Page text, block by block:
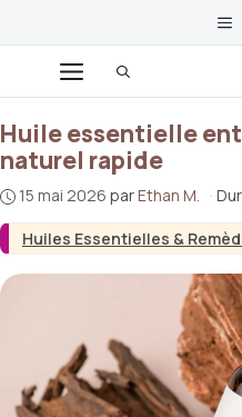
contenu Menu
Huiles Essentielles &
Huile essentielle
naturel rapide
15 mai 2026 parEthan M. ·